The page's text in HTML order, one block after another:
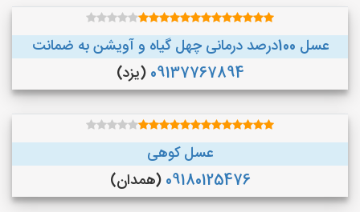
عسل 100درصد درمانی چهل گیاه و آویشن به ضمانت
09137767894 (یزد)
عسل کوهی
09180125476 (همدان)